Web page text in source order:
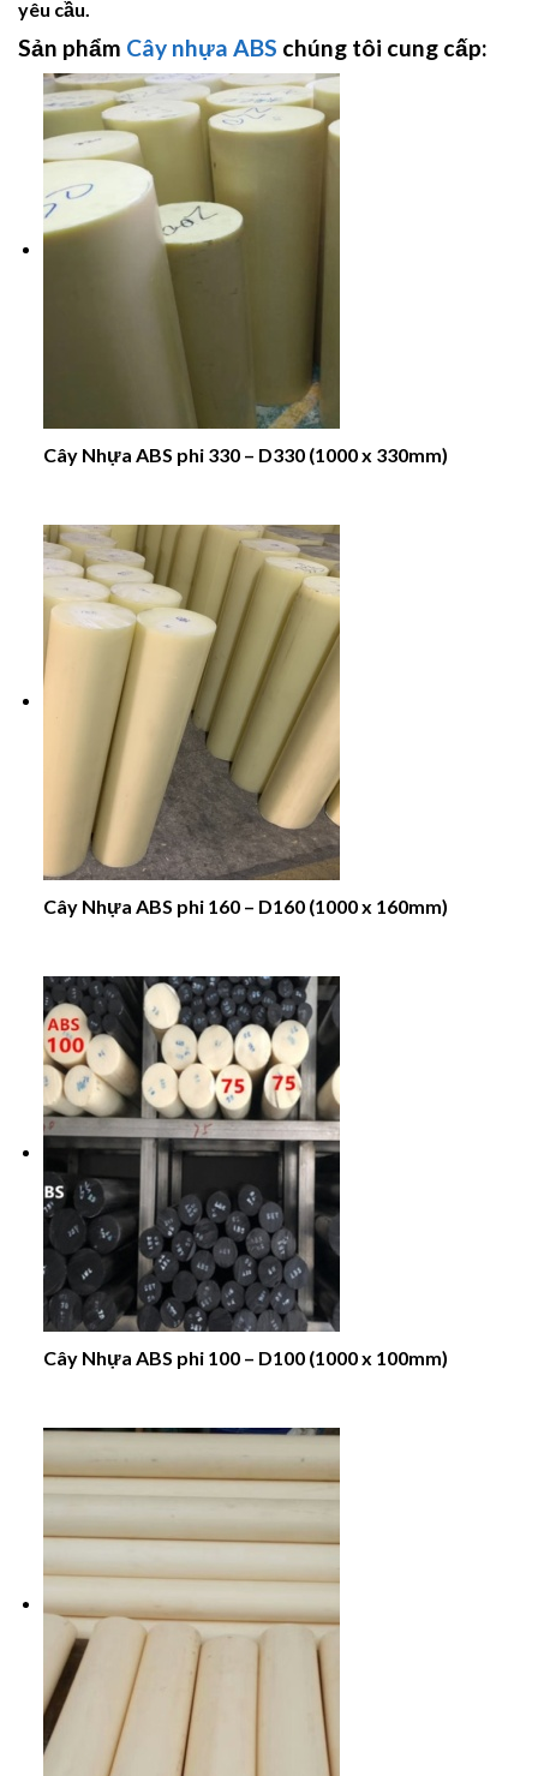
yêu cầu.
Sản phẩm Cây nhựa ABS chúng tôi cung cấp:
Cây Nhựa ABS phi 330 – D330 (1000 x 330mm)
Cây Nhựa ABS phi 160 – D160 (1000 x 160mm)
Cây Nhựa ABS phi 100 – D100 (1000 x 100mm)